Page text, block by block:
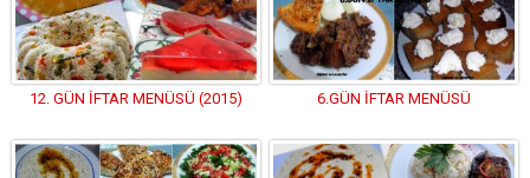
12. GÜN İFTAR MENÜSÜ (2015) 6.GÜN İFTAR MENÜSÜ